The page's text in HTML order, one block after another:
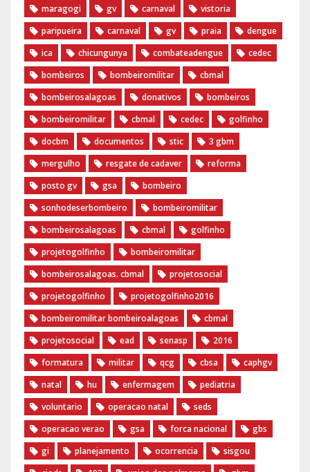
maragogi
gv carnaval
vistoria
paripueira
carnaval gv praia
dengue
ica
chicungunya combateadengue
cedec
bombeiros
bombeiromilitar
cbmal
bombeirosalagoas
donativos
bombeiros
bombeiromilitar
cbmal cedec
golfinho
docbm
documentos stic
3 gbm
mergulho
resgate de cadaver
reforma
posto gv
gsa
bombeiro
sonhodeserbombeiro
bombeiromilitar
bombeirosalagoas
cbmal
golfinho
projetogolfinho
bombeiromilitar
bombeirosalagoas. cbmal
projetosocial
projetogolfinho
projetogolfinho2016
bombeiromilitar bombeiroalagoas
cbmal
projetosocial
ead senasp
2016
formatura
militar qcg cbsa
caphgv
natal
hu enfermagem
pediatria
voluntario
operacao natal
seds
operacao verao
gsa forca nacional
gbs
gi
planejamento ocorrencia
sisgou